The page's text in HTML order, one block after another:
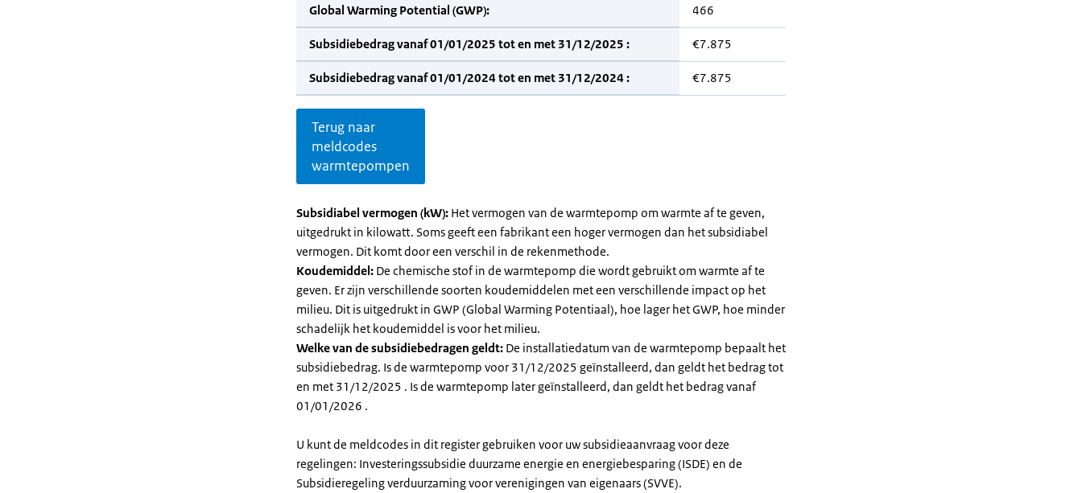
Global Warming Potential (GWP): 466
Subsidiebedrag vanaf 01/01/2025 tot en met 31/12/2025 : €7.875
Subsidiebedrag vanaf 01/01/2024 tot en met 31/12/2024 : €7.875
Terug naar
meldcodes
warmtepompen
Subsidiabel vermogen (kW): Het vermogen van de warmtepomp om warmte af te geven,
uitgedrukt in kilowatt. Soms geeft een fabrikant een hoger vermogen dan het subsidiabel
vermogen. Dit komt door een verschil in de rekenmethode.
Koudemiddel: De chemische stof in de warmtepomp die wordt gebruikt om warmte af te
geven. Er zijn verschillende soorten koudemiddelen met een verschillende impact op het
milieu. Dit is uitgedrukt in GWP (Global Warming Potentiaal), hoe lager het GWP, hoe minder
schadelijk het koudemiddel is voor het milieu.
Welke van de subsidiebedragen geldt: De installatiedatum van de warmtepomp bepaalt het
subsidiebedrag. Is de warmtepomp voor 31/12/2025 geïnstalleerd, dan geldt het bedrag tot
en met 31/12/2025 . Is de warmtepomp later geïnstalleerd, dan geldt het bedrag vanaf
01/01/2026 .
U kunt de meldcodes in dit register gebruiken voor uw subsidieaanvraag voor deze
regelingen: Investeringssubsidie duurzame energie en energiebesparing (ISDE) en de
Subsidieregeling verduurzaming voor verenigingen van eigenaars (SVVE).